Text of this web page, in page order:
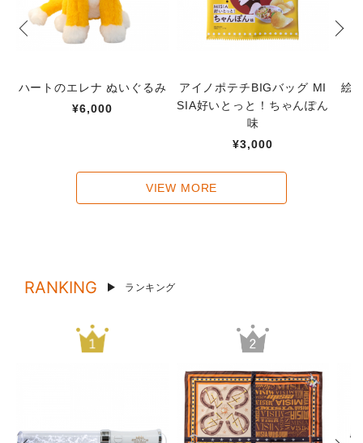
ハートのエレナ ぬいぐるみ
¥6,000
アイノポテチBIGバッグ MI
SIA好いとっと！ちゃんぽん
味
¥3,000
絵
VIEW MORE
RANKING ランキング